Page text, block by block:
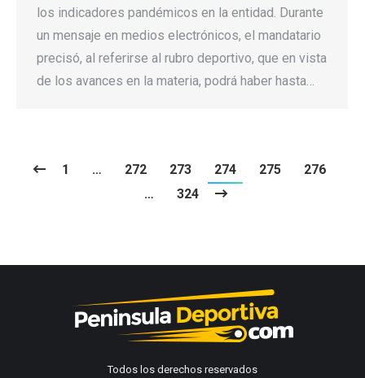
los indicadores pandémicos en la entidad. Durante
un mensaje en medios electrónicos, el mandatario
precisó, al referirse al rubro deportivo, que en vista
de los avances en la materia, podrá haber hasta…
1 … 272 273 274 275
276
…
324
Todos los derechos reservados